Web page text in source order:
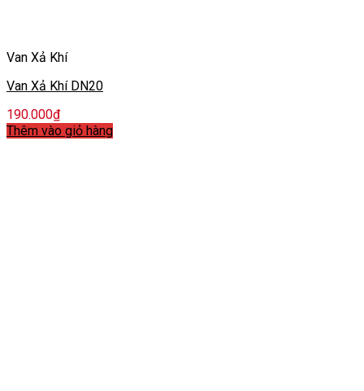
Van Xả Khí
Van Xả Khí DN20
190.000₫
Thêm vào giỏ hàng